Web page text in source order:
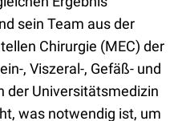
sein Team aus der
Chirurgie (MEC) der
, Viszeral-, Gefäß- und
der Universitätsmedizin
was notwendig ist, um